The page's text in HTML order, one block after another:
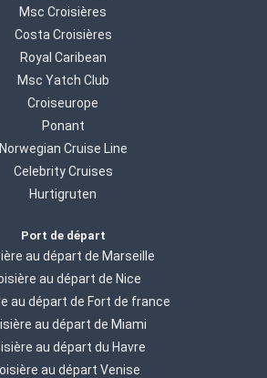
Msc Croisières
Costa Croisières
Royal Caribean
Msc Yatch Club
Croiseurope
Ponant
Norwegian Cruise Line
Celebrity Cruises
Hurtigruten
Port de départ
au départ de Marseille
au départ de Nice
au départ de Fort de france
au départ de Miami
au départ du Havre
au départ Venise